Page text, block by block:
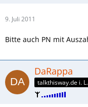
9. Juli 2011
Bitte auch PN mit
DaRappa
talkthisway.de i. L.